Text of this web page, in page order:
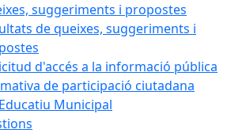
suggeriments i propostes
de queixes, suggeriments i
d'accés a la informació pública
de participació ciutadana
Municipal